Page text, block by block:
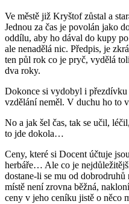
Ve městě již Kryštof zůstal a
Jednou za čas je povolán jako
oddílu, aby ho dával do kupy
ale nenadělá nic. Předpis, je
ten půl rok co je pryč, vydělá
dva roky.
Dokonce si vydobyl i přezdívku
vzdělání neměl. V duchu ho to
No a jak šel čas, tak se učil,
to jde dokola…
Ceny, které si Docent účtuje
herbáře… Ale co je
dostane-li se mu od
místě není zrovna běžná,
ceny v jeho ceníku jistě o něco